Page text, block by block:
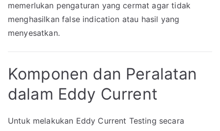
memerlukan pengaturan yang cermat agar tidak
menghasilkan false indication atau hasil yang
menyesatkan.
Komponen dan Peralatan
dalam Eddy Current
Untuk melakukan Eddy Current Testing secara